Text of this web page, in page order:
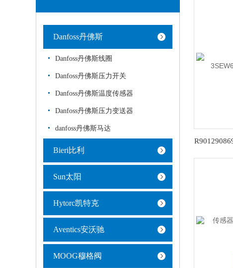
Danfoss丹佛斯
Danfoss丹佛斯线圈
Danfoss丹佛斯压力开关
Danfoss丹佛斯温度传感器
Danfoss丹佛斯压力变送器
danfoss丹佛斯马达
Bieri比利
Sun太阳
Hytorc凯特克
Aventics安沃驰
MOOG穆格阀